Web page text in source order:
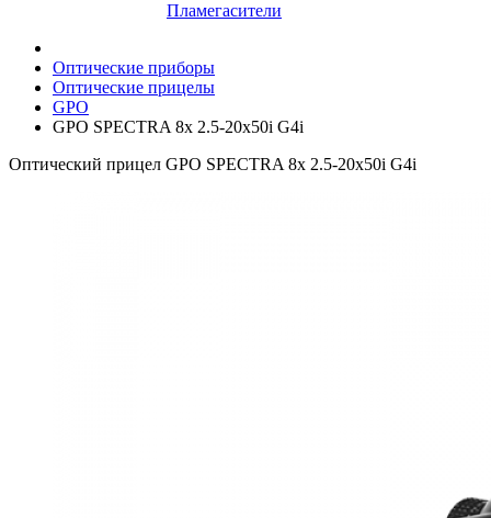
Пламегасители
Оптические приборы
Оптические прицелы
GPO
GPO SPECTRA 8x 2.5-20x50i G4i
Оптический прицел GPO SPECTRA 8x 2.5-20x50i G4i